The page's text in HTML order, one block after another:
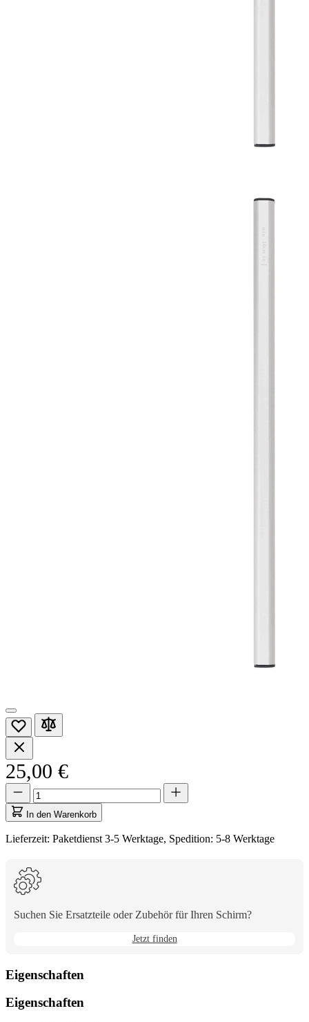
25,00 €
Menge
aktualisiert
auf
1
Menge
In den Warenkorb
Lieferzeit: Paketdienst 3-5 Werktage, Spedition: 5-8 Werktage
Suchen Sie Ersatzteile oder Zubehör für Ihren Schirm?
Jetzt finden
Eigenschaften
Eigenschaften